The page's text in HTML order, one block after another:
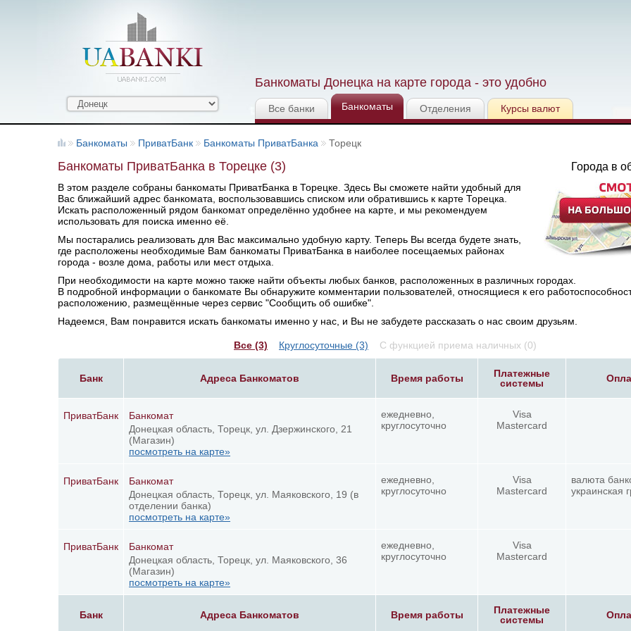
Банкоматы Донецка на карте города - это удобно
Все банки Банкоматы Отделения Курсы валют
Банкоматы ПриватБанк Банкоматы ПриватБанка Торецк
Банкоматы ПриватБанка в Торецке (3) Города в
В этом разделе собраны банкоматы ПриватБанка в Торецке. Здесь Вы сможете найти удобный для
Вас ближайший адрес банкомата, воспользовавшись списком или обратившись к карте Торецка.
Искать расположенный рядом банкомат определённо удобнее на карте, и мы рекомендуем
использовать для поиска именно её.
Мы постарались реализовать для Вас максимально удобную карту. Теперь Вы всегда будете знать,
где расположены необходимые Вам банкоматы ПриватБанка в наиболее посещаемых районах
города - возле дома, работы или мест отдыха.
При необходимости на карте можно также найти объекты любых банков, расположенных в различных городах.
В подробной информации о банкомате Вы обнаружите комментарии пользователей, относящиеся к его
расположению, размещённые через сервис "Сообщить об ошибке".
Надеемся, Вам понравится искать банкоматы именно у нас, и Вы не забудете рассказать о нас своим друзьям.
Все (3) Круглосуточные (3) С функцией приема наличных (0)
Банк Адреса Банкоматов Время работы
Платежные
системы
Банк Адреса Банкоматов Время работы
Платежные
системы
ПриватБанк
Банкомат
Донецкая область, Торецк, ул. Дзержинского, 21
(Магазин)
посмотреть на карте»
ежедневно,
круглосуточно
Visa
Mastercard
ПриватБанк
Банкомат
Донецкая область, Торецк, ул. Маяковского, 19 (в
отделении банка)
посмотреть на карте»
ежедневно,
круглосуточно
Visa
Mastercard
валюта
украинская
ПриватБанк
Банкомат
Донецкая область, Торецк, ул. Маяковского, 36
(Магазин)
посмотреть на карте»
ежедневно,
круглосуточно
Visa
Mastercard